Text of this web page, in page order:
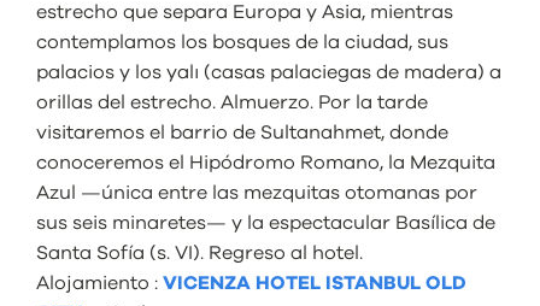
estrecho que separa Europa y Asia, mientras
contemplamos los bosques de la ciudad, sus
palacios y los yalı (casas palaciegas de madera) a
orillas del estrecho. Almuerzo. Por la tarde
visitaremos el barrio de Sultanahmet, donde
conoceremos el Hipódromo Romano, la Mezquita
Azul —única entre las mezquitas otomanas por
sus seis minaretes— y la espectacular Basílica de
Santa Sofía (s. VI). Regreso al hotel.
Alojamiento : VICENZA HOTEL ISTANBUL OLD